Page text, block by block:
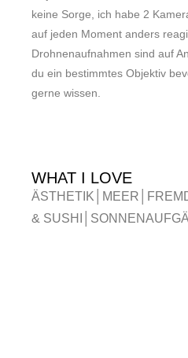
keine Sorge, ich habe 2
auf jeden Moment anders
Drohnenaufnahmen sind auf
du ein bestimmtes Objektiv
gerne wissen.
WHAT I LOVE
ÄSTHETIK MEER
& SUSHI